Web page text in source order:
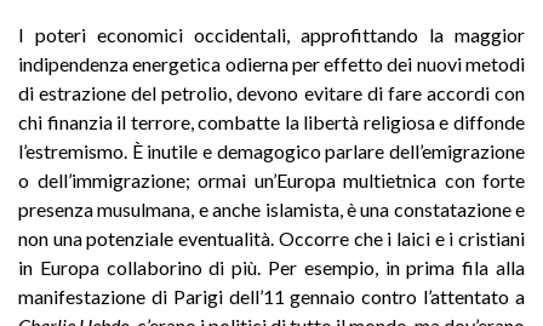
I poteri economici occidentali, approfittando la maggior
indipendenza energetica odierna per effetto dei nuovi metodi
di estrazione del petrolio, devono evitare di fare accordi con
chi finanzia il terrore, combatte la libertà religiosa e diffonde
l’estremismo. È inutile e demagogico parlare dell’emigrazione
o dell’immigrazione; ormai un’Europa multietnica con forte
presenza musulmana, e anche islamista, è una constatazione e
non una potenziale eventualità. Occorre che i laici e i cristiani
in Europa collaborino di più. Per esempio, in prima fila alla
manifestazione di Parigi dell’11 gennaio contro l’attentato a